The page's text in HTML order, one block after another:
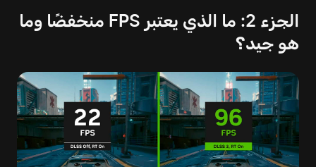
الجزء 2: ما الذي يعتبر FPS منخفضًا وما
هو جيد؟